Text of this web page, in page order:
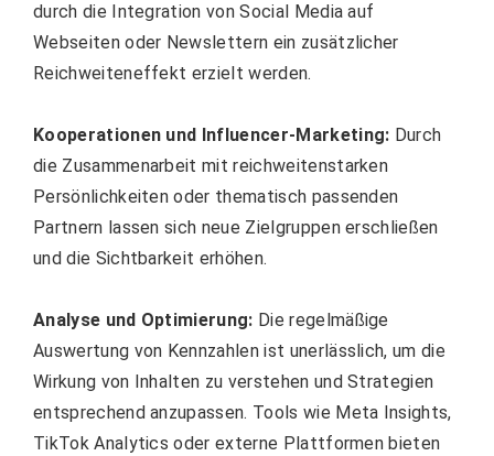
durch die Integration von Social Media auf
Webseiten oder Newslettern ein zusätzlicher
Reichweiteneffekt erzielt werden.
Kooperationen und Influencer-Marketing: Durch
die Zusammenarbeit mit reichweitenstarken
Persönlichkeiten oder thematisch passenden
Partnern lassen sich neue Zielgruppen erschließen
und die Sichtbarkeit erhöhen.
Analyse und Optimierung: Die regelmäßige
Auswertung von Kennzahlen ist unerlässlich, um die
Wirkung von Inhalten zu verstehen und Strategien
entsprechend anzupassen. Tools wie Meta Insights,
TikTok Analytics oder externe Plattformen bieten